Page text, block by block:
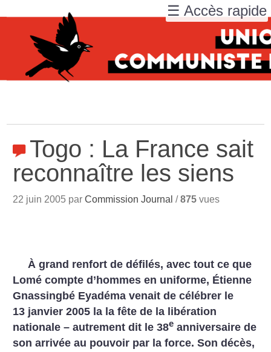
Togo : La France sait
reconnaître les siens
22 juin 2005 parCommission Journal /875 vues
À grand renfort de défilés, avec tout ce que
Lomé compte d’hommes en uniforme, Étienne
Gnassingbé Eyadéma venait de célébrer le
13 janvier 2005 la la fête de la libération
nationale – autrement dit le 38e anniversaire de
son arrivée au pouvoir par la force. Son décès,
☰ Accès rapide